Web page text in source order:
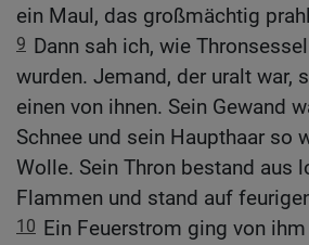
ein Maul, das großmächtig
9 Dann sah ich, wie
wurden. Jemand, der uralt war,
einen von ihnen. Sein Gewand
Schnee und sein Haupthaar so
Wolle. Sein Thron bestand aus
Flammen und stand auf
10 Ein Feuerstrom ging von